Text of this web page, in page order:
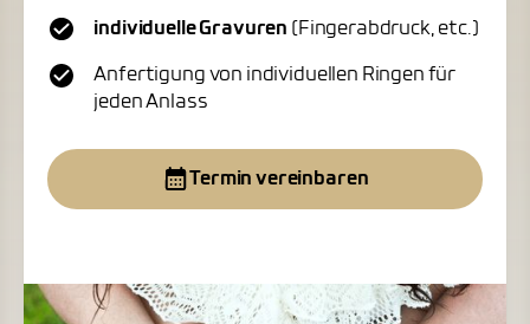
individuelle Gravuren (Fingerabdruck, etc.)
Anfertigung von individuellen Ringen für
jeden Anlass
Termin vereinbaren